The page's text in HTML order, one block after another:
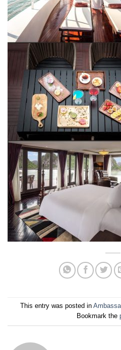
This entry was posted in
Bookmark the